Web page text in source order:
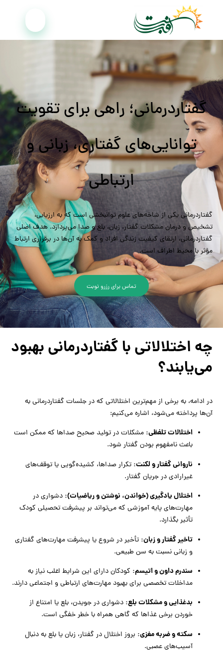
گفتاردرمانی؛ راهی برای تقویت
توانایی‌های گفتاری، زبانی و
ارتباطی
گفتاردرمانی یکی از شاخه‌های علوم توانبخشی است که به ارزیابی،
تشخیص و درمان مشکلات گفتار، زبان، بلع و صدا می‌پردازد. هدف اصلی
گفتاردرمانی، ارتقای کیفیت زندگی افراد و کمک به آن‌ها در برقراری ارتباط
مؤثر با محیط اطراف است.
تماس برای رزرو نوبت
چه اختلالاتی با گفتاردرمانی بهبود
می‌یابند؟
در ادامه، به برخی از مهم‌ترین اختلالاتی که در جلسات گفتاردرمانی به
آن‌ها پرداخته می‌شود، اشاره می‌کنیم:
اختلالات تلفظی: مشکلات در تولید صحیح صداها که ممکن است
باعث نامفهوم بودن گفتار شود.
ناروانی گفتار و لکنت: تکرار صداها، کشیده‌گویی یا توقف‌های
غیرارادی در جریان گفتار.
اختلال یادگیری (خواندن، نوشتن و ریاضیات): دشواری در
مهارت‌های پایه آموزشی که می‌تواند بر پیشرفت تحصیلی کودک
تأثیر بگذارد.
تاخیر گفتار و زبان: تأخیر در شروع یا پیشرفت مهارت‌های گفتاری
و زبانی نسبت به سن طبیعی.
سندرم داون و اتیسم: کودکان دارای این شرایط اغلب نیاز به
مداخلات تخصصی برای بهبود مهارت‌های ارتباطی و اجتماعی دارند.
بدغذایی و مشکلات بلع: دشواری در جویدن، بلع یا امتناع از
خوردن برخی غذاها که گاهی همراه با خطر خفگی است.
سکته و ضربه مغزی: بروز اختلال در گفتار، زبان یا بلع به دنبال
آسیب‌های عصبی.